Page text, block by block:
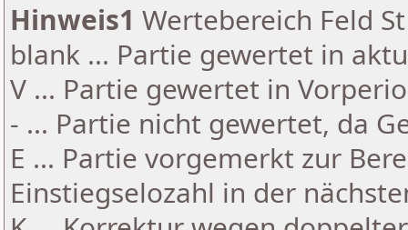
Hinweis1 Wertebereich Feld
blank ... Partie gewertet in
V ... Partie gewertet in
- ... Partie nicht gewertet, da
E ... Partie vorgemerkt zur
Einstiegselozahl in der